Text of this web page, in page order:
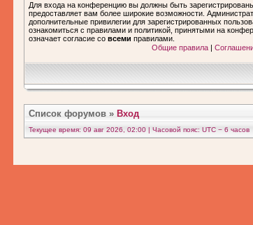
Для входа на конференцию вы должны быть
предоставляет вам более широкие возможности.
дополнительные привилегии для зарегистрированных
ознакомиться с правилами и политикой, принятыми на
означает согласие со всеми правилами.
Общие правила|
Список форумов » Вход
Текущее время: 09 авг 2026, 02:00 | Часовой пояс: UTC − 6 часов